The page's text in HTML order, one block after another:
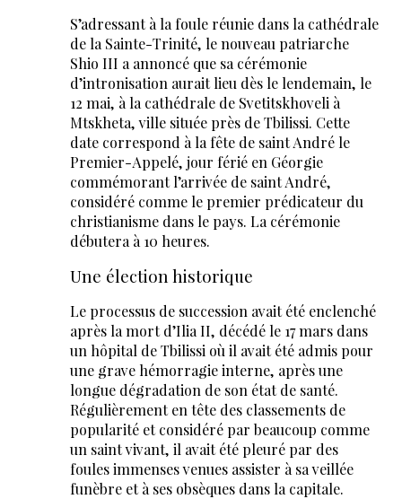
S’adressant à la foule réunie dans la cathédrale
de la Sainte-Trinité, le nouveau patriarche
Shio III a annoncé que sa cérémonie
d’intronisation aurait lieu dès le lendemain, le
12 mai, à la cathédrale de Svetitskhoveli à
Mtskheta, ville située près de Tbilissi. Cette
date correspond à la fête de saint André le
Premier-Appelé, jour férié en Géorgie
commémorant l’arrivée de saint André,
considéré comme le premier prédicateur du
christianisme dans le pays. La cérémonie
débutera à 10 heures.
Une élection historique
Le processus de succession avait été enclenché
après la mort d’Ilia II, décédé le 17 mars dans
un hôpital de Tbilissi où il avait été admis pour
une grave hémorragie interne, après une
longue dégradation de son état de santé.
Régulièrement en tête des classements de
popularité et considéré par beaucoup comme
un saint vivant, il avait été pleuré par des
foules immenses venues assister à sa veillée
funèbre et à ses obsèques dans la capitale.